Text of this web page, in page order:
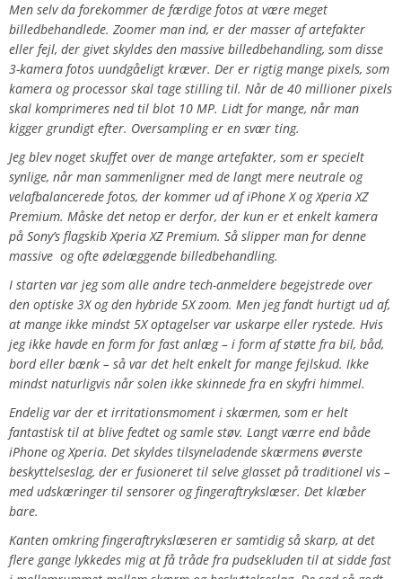
Men selv da forekommer de færdige fotos at være meget
billedbehandlede. Zoomer man ind, er der masser af artefakter
eller fejl, der givet skyldes den massive billedbehandling, som disse
3-kamera fotos uundgåeligt kræver. Der er rigtig mange pixels, som
kamera og processor skal tage stilling til. Når de 40 millioner pixels
skal komprimeres ned til blot 10 MP. Lidt for mange, når man
kigger grundigt efter. Oversampling er en svær ting.
Jeg blev noget skuffet over de mange artefakter, som er specielt
synlige, når man sammenligner med de langt mere neutrale og
velafbalancerede fotos, der kommer ud af iPhone X og Xperia XZ
Premium. Måske det netop er derfor, der kun er et enkelt kamera
på Sony’s flagskib Xperia XZ Premium. Så slipper man for denne
massive og ofte ødelæggende billedbehandling.
I starten var jeg som alle andre tech-anmeldere begejstrede over
den optiske 3X og den hybride 5X zoom. Men jeg fandt hurtigt ud af,
at mange ikke mindst 5X optagelser var uskarpe eller rystede. Hvis
jeg ikke havde en form for fast anlæg – i form af støtte fra bil, båd,
bord eller bænk – så var det helt enkelt for mange fejlskud. Ikke
mindst naturligvis når solen ikke skinnede fra en skyfri himmel.
Endelig var der et irritationsmoment i skærmen, som er helt
fantastisk til at blive fedtet og samle støv. Langt værre end både
iPhone og Xperia. Det skyldes tilsyneladende skærmens øverste
beskyttelseslag, der er fusioneret til selve glasset på traditionel vis –
med udskæringer til sensorer og fingeraftrykslæser. Det klæber
bare.
Kanten omkring fingeraftrykslæseren er samtidig så skarp, at det
flere gange lykkedes mig at få tråde fra pudsekluden til at sidde fast